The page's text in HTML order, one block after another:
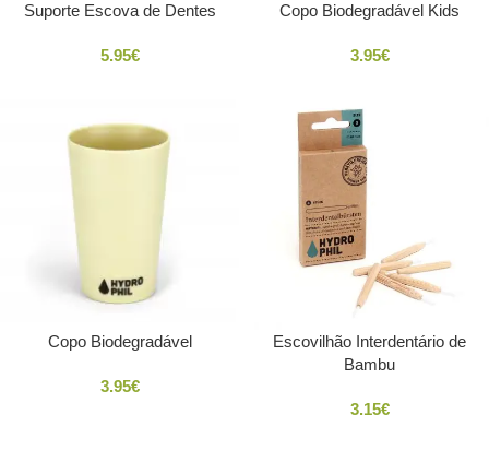
Suporte Escova de Dentes
5.95€
Copo Biodegradável Kids
3.95€
Copo Biodegradável
3.95€
Escovilhão Interdentário de
Bambu
3.15€